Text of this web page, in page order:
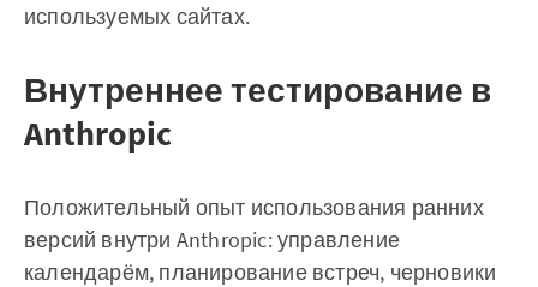
используемых сайтах.
Внутреннее тестирование в
Anthropic
Положительный опыт использования ранних
версий внутри Anthropic: управление
календарём, планирование встреч, черновики